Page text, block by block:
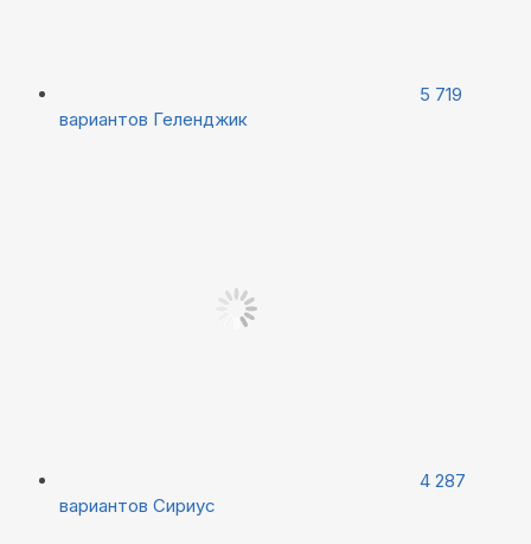
5 719
вариантов Геленджик
4 287
вариантов Сириус